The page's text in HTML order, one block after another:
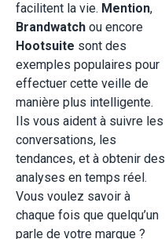
facilitent la vie. Mention,
Brandwatch ou encore
Hootsuite sont des
exemples populaires pour
effectuer cette veille de
manière plus intelligente.
Ils vous aident à suivre les
conversations, les
tendances, et à obtenir des
analyses en temps réel.
Vous voulez savoir à
chaque fois que quelqu’un
parle de votre marque ?